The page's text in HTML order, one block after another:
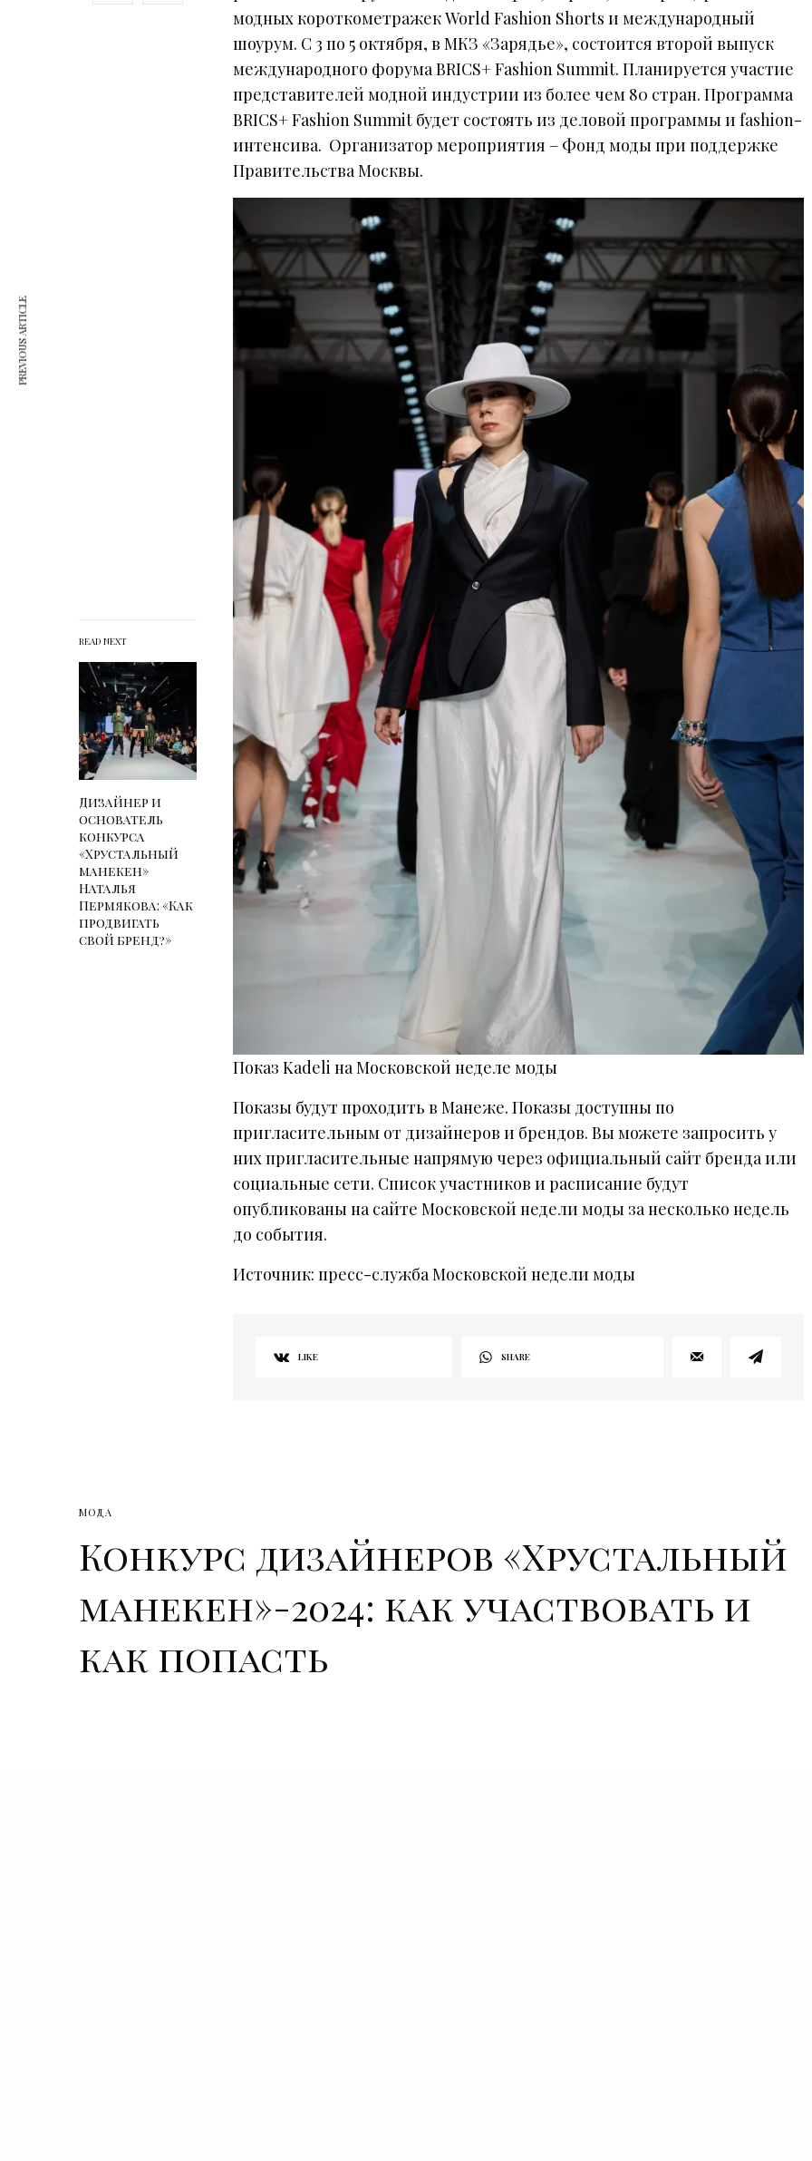
READ NEXT
Дизайнер и
основатель
конкурса
«Хрустальный
манекен»
Наталья
Пермякова: «Как
продвигать
свой бренд?»
модных короткометражек World Fashion Shorts и международный
шоурум. С 3 по 5 октября, в МКЗ «Зарядье», состоится второй выпуск
международного форума BRICS+ Fashion Summit. Планируется участие
представителей модной индустрии из более чем 80 стран. Программа
BRICS+ Fashion Summit будет состоять из деловой программы и fashion-
интенсива. Организатор мероприятия – Фонд моды при поддержке
Правительства Москвы.
Показ Kadeli на Московской неделе моды
Показы будут проходить в Манеже. Показы доступны по
пригласительным от дизайнеров и брендов. Вы можете запросить у
них пригласительные напрямую через официальный сайт бренда или
социальные сети. Список участников и расписание будут
опубликованы на сайте Московской недели моды за несколько недель
до события.
Источник: пресс-служба Московской недели моды
LIKE SHARE
PREVIOUS ARTICLE
МОДА
Конкурс дизайнеров «Хрустальный
манекен»-2024: как участвовать и
как попасть